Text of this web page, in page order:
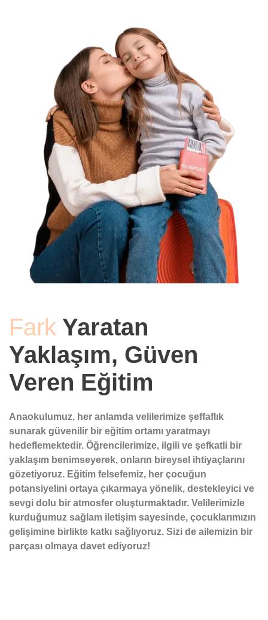
Fark Yaratan
Yaklaşım, Güven
Veren Eğitim
Anaokulumuz, her anlamda velilerimize şeffaflık
sunarak güvenilir bir eğitim ortamı yaratmayı
hedeflemektedir. Öğrencilerimize, ilgili ve şefkatli bir
yaklaşım benimseyerek, onların bireysel ihtiyaçlarını
gözetiyoruz. Eğitim felsefemiz, her çocuğun
potansiyelini ortaya çıkarmaya yönelik, destekleyici ve
sevgi dolu bir atmosfer oluşturmaktadır. Velilerimizle
kurduğumuz sağlam iletişim sayesinde, çocuklarımızın
gelişimine birlikte katkı sağlıyoruz. Sizi de ailemizin bir
parçası olmaya davet ediyoruz!